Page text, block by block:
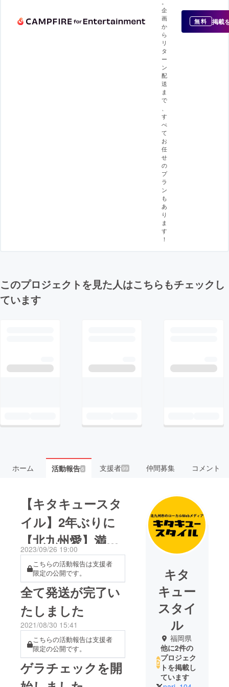
企
画
か
ら
リ
タ
ー
ン
配
送
ま
で
す
べ
て
お
任
せ
の
プ
ラ
ン
も
あ
り
ま
す
！
無料 掲載
このプロジェクトを見た人はこちらもチェックし
ています
ホーム 活動報告6 支援者99 仲間募集 コメント
【キタキュースタ
イル】2年ぶりに
【北九州愛】満載
のエッセイ集を制
作します
2023/09/26 19:00
こちらの活動報告は支援者
限定の公開です。
全て発送が完了い
たしました
2021/08/30 15:41
こちらの活動報告は支援者
限定の公開です。
ゲラチェックを開
キタ
キュー
スタイ
ル
福岡県
他に2件の
プロジェク
トを掲載し
ています